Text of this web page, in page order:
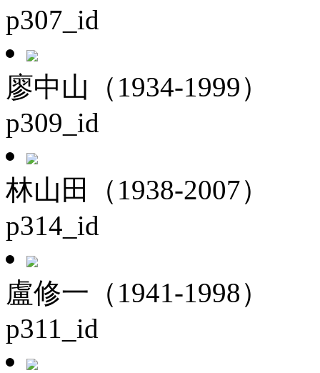
p307_id
廖中山（1934-1999）
p309_id
林山田（1938-2007）
p314_id
盧修一（1941-1998）
p311_id